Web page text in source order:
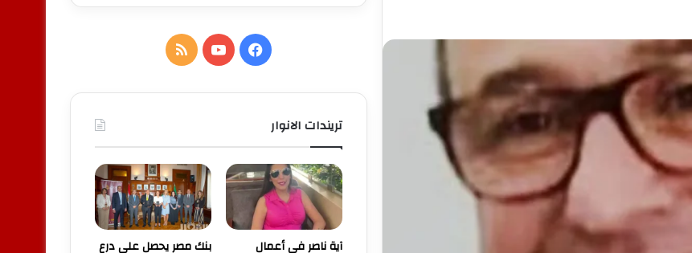
فيسبوكيوتيوبملخص
تريندات الانوار
آية ناصر في أعمال
بنك مصر يحصل على درع